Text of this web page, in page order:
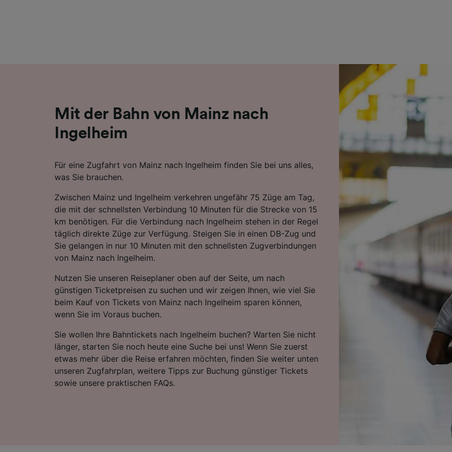
Mit der Bahn von Mainz nach
Ingelheim
Für eine Zugfahrt von Mainz nach Ingelheim finden Sie bei uns alles,
was Sie brauchen.
Zwischen Mainz und Ingelheim verkehren ungefähr 75 Züge am Tag,
die mit der schnellsten Verbindung 10 Minuten für die Strecke von 15
km benötigen. Für die Verbindung nach Ingelheim stehen in der Regel
täglich direkte Züge zur Verfügung. Steigen Sie in einen DB-Zug und
Sie gelangen in nur 10 Minuten mit den schnellsten Zugverbindungen
von Mainz nach Ingelheim.
Nutzen Sie unseren Reiseplaner oben auf der Seite, um nach
günstigen Ticketpreisen zu suchen und wir zeigen Ihnen, wie viel Sie
beim Kauf von Tickets von Mainz nach Ingelheim sparen können,
wenn Sie im Voraus buchen.
Sie wollen Ihre Bahntickets nach Ingelheim buchen? Warten Sie nicht
länger, starten Sie noch heute eine Suche bei uns! Wenn Sie zuerst
etwas mehr über die Reise erfahren möchten, finden Sie weiter unten
unseren Zugfahrplan, weitere Tipps zur Buchung günstiger Tickets
sowie unsere praktischen FAQs.